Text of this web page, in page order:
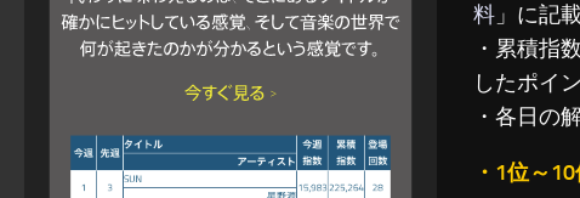
料 」に記
・累積指
したポイ
・各日の
・1位～